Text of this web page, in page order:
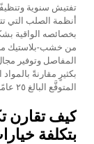
تفتيش سنوية
أنظمة الصلب التي
بخصائصه الواقية
المفاصل وتوفير
بكثيرٍ مقارنةً
المتوقَّع البالغ ٢٥ عامًا.
كيف تقارن
بتكلفة